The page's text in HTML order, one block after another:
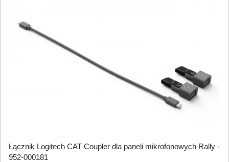
Łącznik Logitech CAT Coupler dla paneli mikrofonowych Rally -
952-000181